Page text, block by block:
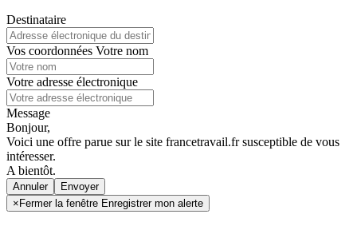
Destinataire
Vos coordonnées Votre nom
Votre adresse électronique
Message
Bonjour,
Voici une offre parue sur le site francetravail.fr susceptible de vous
intéresser.
A bientôt.
Annuler
× Fermer la fenêtre Enregistrer mon alerte